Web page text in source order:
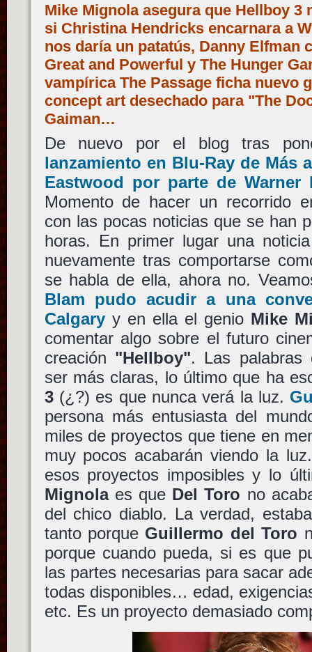
Mike Mignola asegura que Hellboy 3
si Christina Hendricks encarnara a
nos daría un patatús, Danny Elfman
Great and Powerful y The Hunger
vampírica The Passage ficha nuevo
concept art desechado para "The
Gaiman…
De nuevo por el blog tras
lanzamiento en Blu-Ray de Más
Eastwood por parte de Warner
Momento de hacer un recorrido
con las pocas noticias que se han
horas. En primer lugar una
nuevamente tras comportarse
se habla de ella, ahora no.
Blam pudo acudir a una
Calgaryy en ella el genio Mike
comentar algo sobre el futuro
creación "Hellboy". Las
ser más claras, lo último que ha
3(¿?) es que nunca verá la luz.
persona más entusiasta del
miles de proyectos que tiene en
muy pocos acabarán viendo la
esos proyectos imposibles y lo
Mignolaes que Del Toro no
del chico diablo. La verdad,
tanto porque Guillermo del Toro
porque cuando pueda, si es que
las partes necesarias para sacar
todas disponibles… edad,
etc. Es un proyecto demasiado